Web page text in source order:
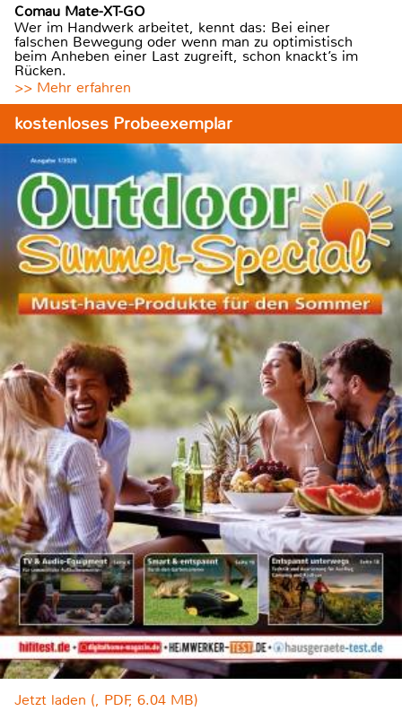
Comau Mate-XT-GO
Wer im Handwerk arbeitet, kennt das: Bei einer
falschen Bewegung oder wenn man zu optimistisch
beim Anheben einer Last zugreift, schon knackt’s im
Rücken.
>> Mehr erfahren
kostenloses Probeexemplar
Jetzt laden (, PDF, 6.04 MB)